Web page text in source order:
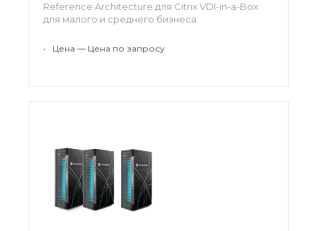
Reference Architecture для Citrix VDI-in-a-Box
для малого и среднего бизнеса
• Цена — Цена по запросу